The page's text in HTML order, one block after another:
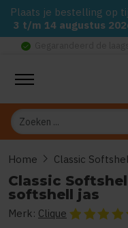
Plaats je bestelling op
3 t/m 14 augustus
check_circle
Zoeken
Home chevron_right Classic
Classic
softshell jas
Merk: Clique De